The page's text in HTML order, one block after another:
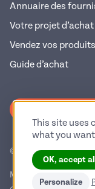
Annuaire des
Votre projet d’achat
Vendez vos produits
Guide d’achat
© 2026 Pop Industrie
Mentions légales
This site uses
what you
OK, accept all
Personalize